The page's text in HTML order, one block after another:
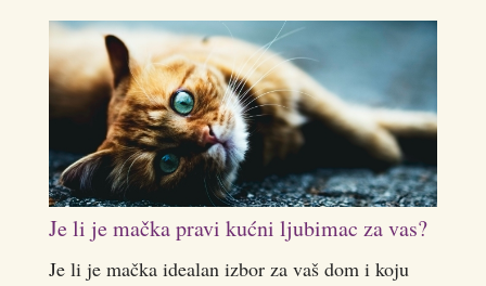
Je li je mačka pravi kućni ljubimac za vas?
Je li je mačka idealan izbor za vaš dom i koju